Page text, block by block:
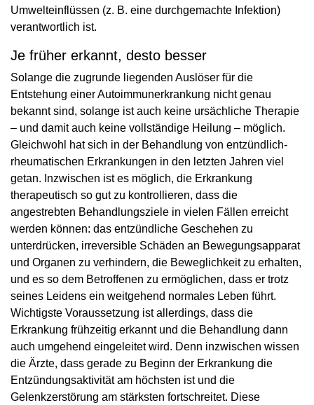
Umwelteinflüssen (z. B. eine durchgemachte Infektion)
verantwortlich ist.
Je früher erkannt, desto besser
Solange die zugrunde liegenden Auslöser für die
Entstehung einer Autoimmunerkrankung nicht genau
bekannt sind, solange ist auch keine ursächliche Therapie
– und damit auch keine vollständige Heilung – möglich.
Gleichwohl hat sich in der Behandlung von entzündlich-
rheumatischen Erkrankungen in den letzten Jahren viel
getan. Inzwischen ist es möglich, die Erkrankung
therapeutisch so gut zu kontrollieren, dass die
angestrebten Behandlungsziele in vielen Fällen erreicht
werden können: das entzündliche Geschehen zu
unterdrücken, irreversible Schäden an Bewegungsapparat
und Organen zu verhindern, die Beweglichkeit zu erhalten,
und es so dem Betroffenen zu ermöglichen, dass er trotz
seines Leidens ein weitgehend normales Leben führt.
Wichtigste Voraussetzung ist allerdings, dass die
Erkrankung frühzeitig erkannt und die Behandlung dann
auch umgehend eingeleitet wird. Denn inzwischen wissen
die Ärzte, dass gerade zu Beginn der Erkrankung die
Entzündungsaktivität am höchsten ist und die
Gelenkzerstörung am stärksten fortschreitet. Diese